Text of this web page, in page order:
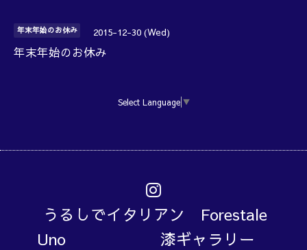
年末年始のお休み 2015-12-30 (Wed)
年末年始のお休み
Select Language ▼
うるしでイタリアン Forestale
Uno 漆ギャラリー